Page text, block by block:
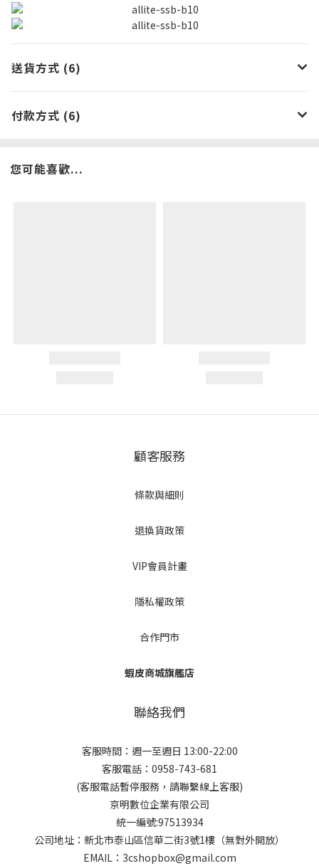
送貨方式 (6)
付款方式 (6)
您可能喜歡...
顧客服務
條款與細則
退換貨政策
VIP會員計畫
隱私權政策
合作門市
蝦皮商城旗艦店
聯絡我們
客服時間：週一至週日 13:00-22:00
客服電話：0958-743-681
(客服電話暫停服務，請聯繫線上客服)
京明數位企業有限公司
統一編號:97513934
公司地址：新北市泰山區信華二街3號1樓（無對外開放）
EMAIL：3cshopbox@gmail.com